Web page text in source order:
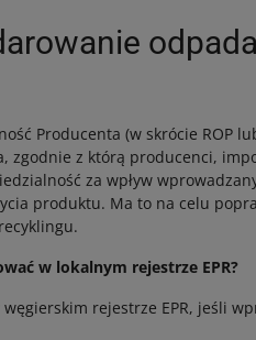
Producenta (w skrócie ROP
zgodnie z którą producenci,
za wpływ
produktu. Ma to na celu
w lokalnym rejestrze EPR?
rejestrze EPR, jeśli